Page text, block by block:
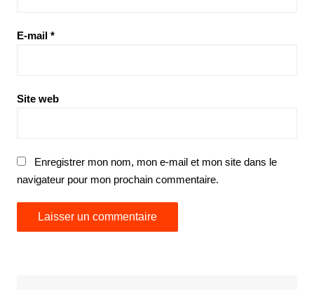
E-mail *
Site web
Enregistrer mon nom, mon e-mail et mon site dans le
navigateur pour mon prochain commentaire.